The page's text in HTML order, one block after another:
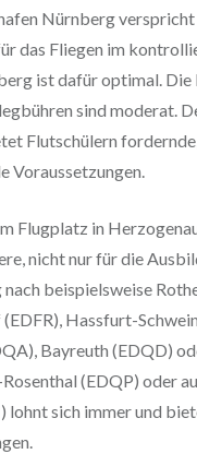
Nürnberg
das Fliegen im
ist dafür optimal. Die
sind moderat.
Flutschülern
Voraussetzungen.
Flugplatz in
nicht nur für die
nach beispielsweise
Hassfurt-
Bayreuth (EDQD)
(EDQP) oder
lohnt sich immer und